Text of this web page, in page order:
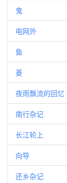
鬼
电网外
鱼
菱
夜雨飘流的回忆
南行杂记
长江轮上
向导
还乡杂记